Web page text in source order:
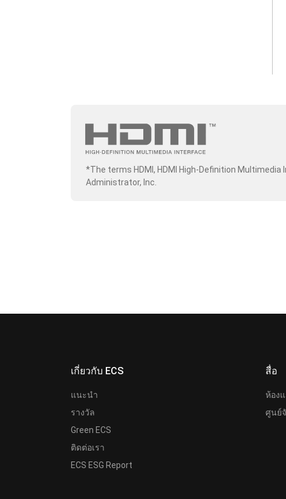
*The terms HDMI, HDMI High-Definition
Administrator, Inc.
เกี่ยวกับ ECS
แนะนำ
รางวัล
Green ECS
ติดต่อเรา
ECS ESG Report
สื่อ
ห้อง
ศูนย์